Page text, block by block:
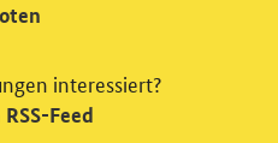
und / oder
interessiert?
RSS-Feed